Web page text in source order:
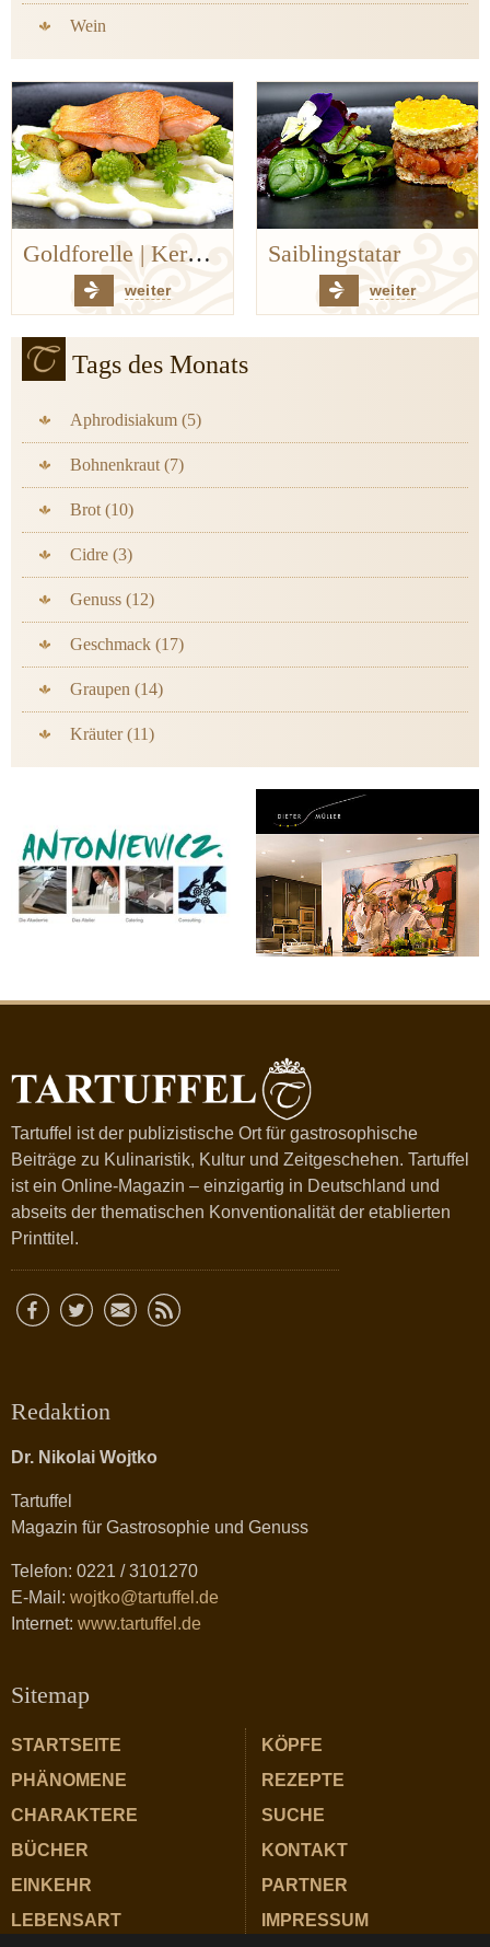
Wein
Saiblingstatar
weiter weiter
Tags des Monats
Aphrodisiakum (5)
Bohnenkraut (7)
Brot (10)
Cidre (3)
Genuss (12)
Geschmack (17)
Graupen (14)
Kräuter (11)
Tartuffel ist der publizistische Ort für gastrosophische
Beiträge zu Kulinaristik, Kultur und Zeitgeschehen. Tartuffel
ist ein Online-Magazin – einzigartig in Deutschland und
abseits der thematischen Konventionalität der etablierten
Printtitel.
Redaktion
Dr. Nikolai Wojtko
Tartuffel
Magazin für Gastrosophie und Genuss
Telefon: 0221 / 3101270
E-Mail: wojtko@tartuffel.de
Internet: www.tartuffel.de
Sitemap
STARTSEITE
PHÄNOMENE
CHARAKTERE
BÜCHER
EINKEHR
LEBENSART
KÖPFE
REZEPTE
SUCHE
KONTAKT
PARTNER
IMPRESSUM